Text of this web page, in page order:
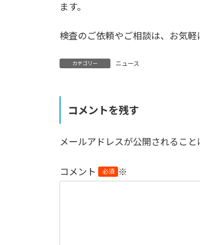
ます。
検査のご依頼やご相談は、お気軽
カテゴリー ニュース
コメントを残す
メールアドレスが公開されること
コメント ※